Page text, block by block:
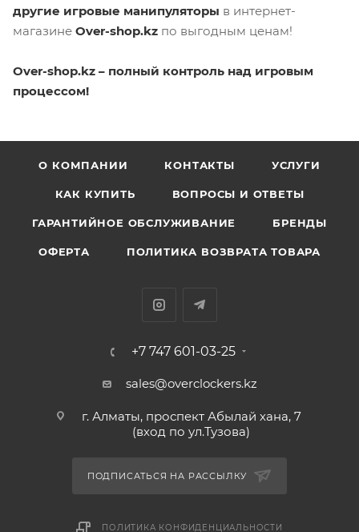
другие игровые манипуляторы в интернет-
магазине Over-shop.kz по выгодным ценам!
Over-shop.kz – полный контроль над игровым
процессом!
О КОМПАНИИ КОНТАКТЫ УСЛУГИ
КАК КУПИТЬ ВОПРОСЫ И ОТВЕТЫ
ГАРАНТИЙНОЕ ОБСЛУЖИВАНИЕ БРЕНДЫ
ОФЕРТА ПОЛИТИКА ВОЗВРАТА ТОВАРА
+7 747 601-03-25
sales@overclockers.kz
г. Алматы, проспект Абылай хана, 7
(вход по ул.Тузова)
ПОДПИСАТЬСЯ НА РАССЫЛКУ
ПОЛИТИКА КОНФИДЕНЦИАЛЬНОСТИ